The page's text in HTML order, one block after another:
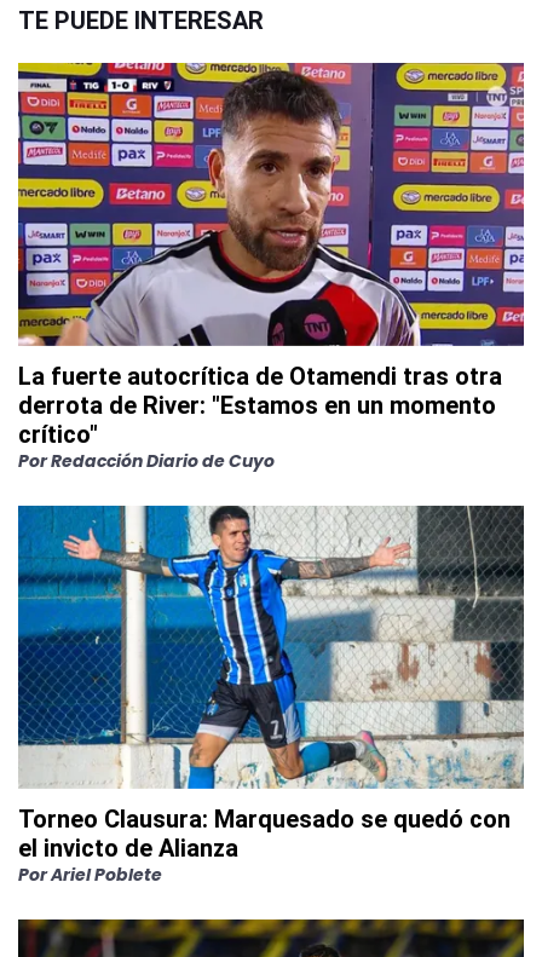
TE PUEDE INTERESAR
La fuerte autocrítica de Otamendi tras otra
derrota de River: "Estamos en un momento
crítico"
PorRedacción Diario de Cuyo
Torneo Clausura: Marquesado se quedó con
el invicto de Alianza
PorAriel Poblete